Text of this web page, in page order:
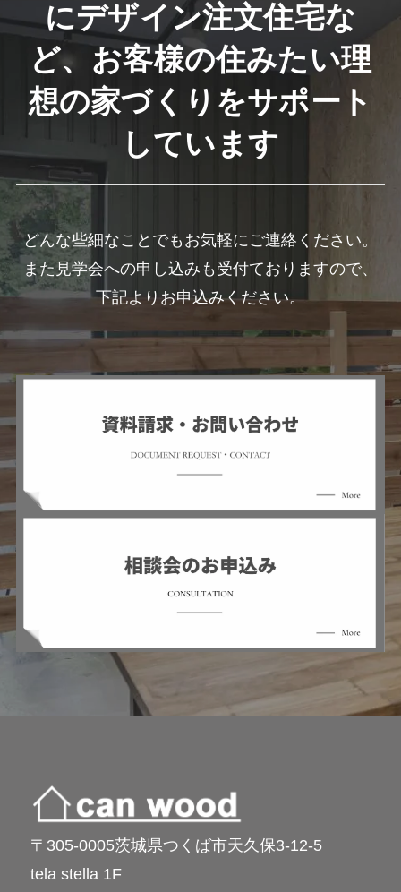
にデザイン注文住宅な
ど、お客様の住みたい理
想の家づくりをサポート
しています
どんな些細なことでもお気軽にご連絡ください。
また見学会への申し込みも受付ておりますので、
下記よりお申込みください。
〒305-0005茨城県つくば市天久保3-12-5
tela stella 1F